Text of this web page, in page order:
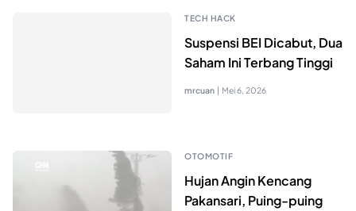
TECH HACK
Suspensi BEI Dicabut, Dua
Saham Ini Terbang Tinggi
mrcuan | Mei 6, 2026
OTOMOTIF
Hujan Angin Kencang
Pakansari, Puing-puing